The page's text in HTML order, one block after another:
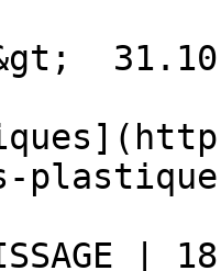
|